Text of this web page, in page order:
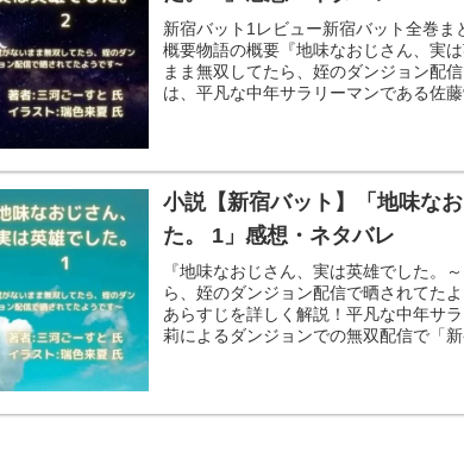
新宿バット1レビュー新宿バット全巻
概要物語の概要『地味なおじさん、実
まま無双してたら、姪のダンジョン配
は、平凡な中年サラリーマンである佐藤
小説【新宿バット】「地味な
た。 1」感想・ネタバレ
『地味なおじさん、実は英雄でした。
ら、姪のダンジョン配信で晒されてた
あらすじを詳しく解説！​平凡な中年サ
莉によるダンジョンでの無双配信で「